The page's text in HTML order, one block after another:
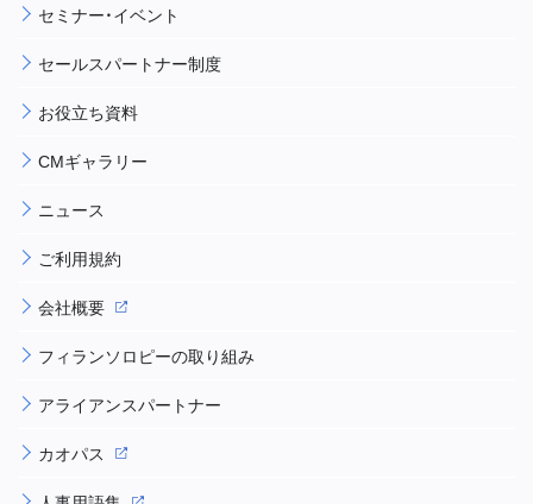
セミナー・イベント
セールスパートナー制度
お役立ち資料
CMギャラリー
ニュース
ご利用規約
会社概要
フィランソロピーの取り組み
アライアンスパートナー
カオパス